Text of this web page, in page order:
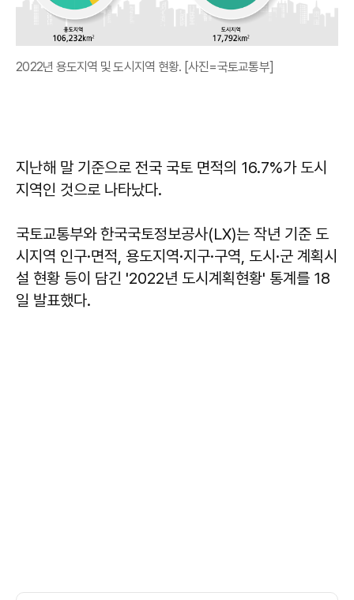
2022년 용도지역 및 도시지역 현황. [사진=국토교통부]
지난해 말 기준으로 전국 국토 면적의 16.7%가 도시
지역인 것으로 나타났다.
국토교통부와 한국국토정보공사(LX)는 작년 기준 도
시지역 인구·면적, 용도지역·지구·구역, 도시·군 계획시
설 현황 등이 담긴 '2022년 도시계획현황' 통계를 18
일 발표했다.